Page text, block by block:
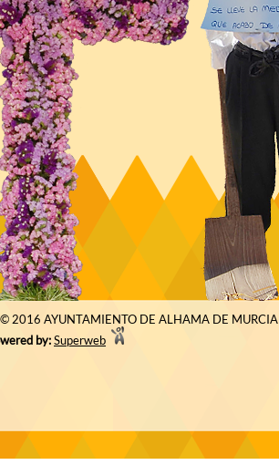
© 2016 AYUNTAMIENTO DE ALHAMA DE MURCIA
by:Superweb